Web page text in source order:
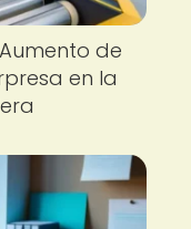
de
en la